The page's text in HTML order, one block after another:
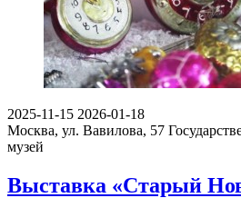
2025-11-15 2026-01-18
Москва, ул. Вавилова, 57
музей
Выставка «Старый